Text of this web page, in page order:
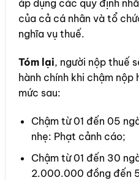
áp dụng các quy định
của cả cá nhân và tổ
nghĩa vụ thuế.
Tóm lại, người nộp thuế
hành chính khi chậm
mức sau:
Chậm từ 01 đến 05
nhẹ: Phạt cảnh cáo;
Chậm từ 01 đến 30
2.000.000 đồng đến